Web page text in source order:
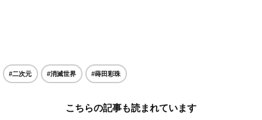
#二次元 #消滅世界 #蒔田彩珠
こちらの記事も読まれています